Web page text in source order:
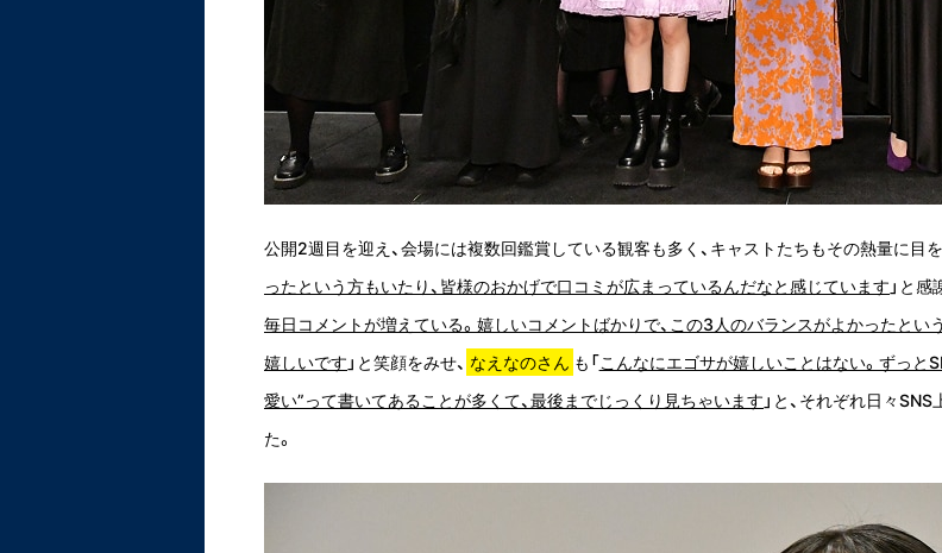
公開2週目を迎え、会場には複数回鑑賞している観客も多く、キャストたちもその熱量に目を
ったという方もいたり、皆様のおかげで口コミが広まっているんだなと感じています 」と感
毎日コメントが増えている。嬉しいコメントばかりで、この3人のバランスがよかったとい
嬉しいです 」と笑顔をみせ、 なえなのさん も「こんなにエゴサが嬉しいことはない。ずっと
愛い”って書いてあることが多くて、最後までじっくり見ちゃいます 」と、それぞれ日々
た。